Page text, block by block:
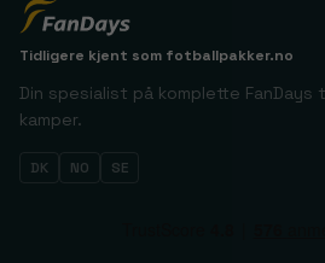
Tidligere kjent som fotballpakker.no
Din spesialist på komplette
kamper.
DK NO SE